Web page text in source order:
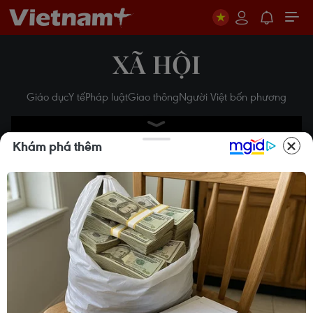
XÃ HỘI
Giáo dụcY tếPháp luậtGiao thôngNgười Việt bốn phương
Khám phá thêm